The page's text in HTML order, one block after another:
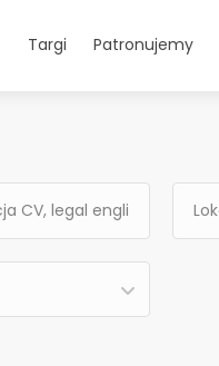
Targi Patronujemy